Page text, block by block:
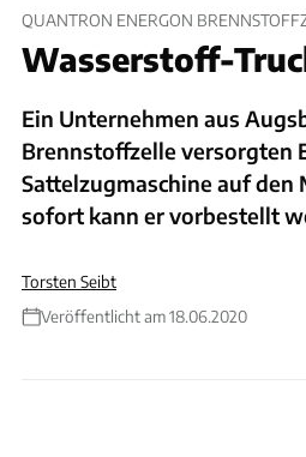
QUANTRON ENERGON
Wasserstoff-
Ein Unternehmen aus
Brennstoffzelle versorgten
Sattelzugmaschine auf den
sofort kann er vorbestellt
Torsten Seibt
Veröffentlicht am 18.06.2020